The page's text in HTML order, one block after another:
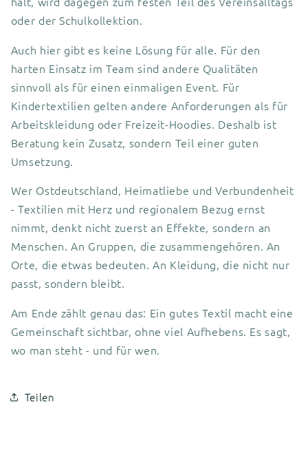
oder der Schulkollektion.
Auch hier gibt es keine Lösung für alle. Für den
harten Einsatz im Team sind andere Qualitäten
sinnvoll als für einen einmaligen Event. Für
Kindertextilien gelten andere Anforderungen als für
Arbeitskleidung oder Freizeit-Hoodies. Deshalb ist
Beratung kein Zusatz, sondern Teil einer guten
Umsetzung.
Wer Ostdeutschland, Heimatliebe und Verbundenheit
- Textilien mit Herz und regionalem Bezug ernst
nimmt, denkt nicht zuerst an Effekte, sondern an
Menschen. An Gruppen, die zusammengehören. An
Orte, die etwas bedeuten. An Kleidung, die nicht nur
passt, sondern bleibt.
Am Ende zählt genau das: Ein gutes Textil macht eine
Gemeinschaft sichtbar, ohne viel Aufhebens. Es sagt,
wo man steht - und für wen.
Teilen